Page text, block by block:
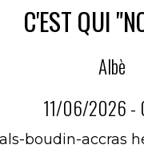
C'EST QUI
Albè
11/06/2026 -
boudin-accras